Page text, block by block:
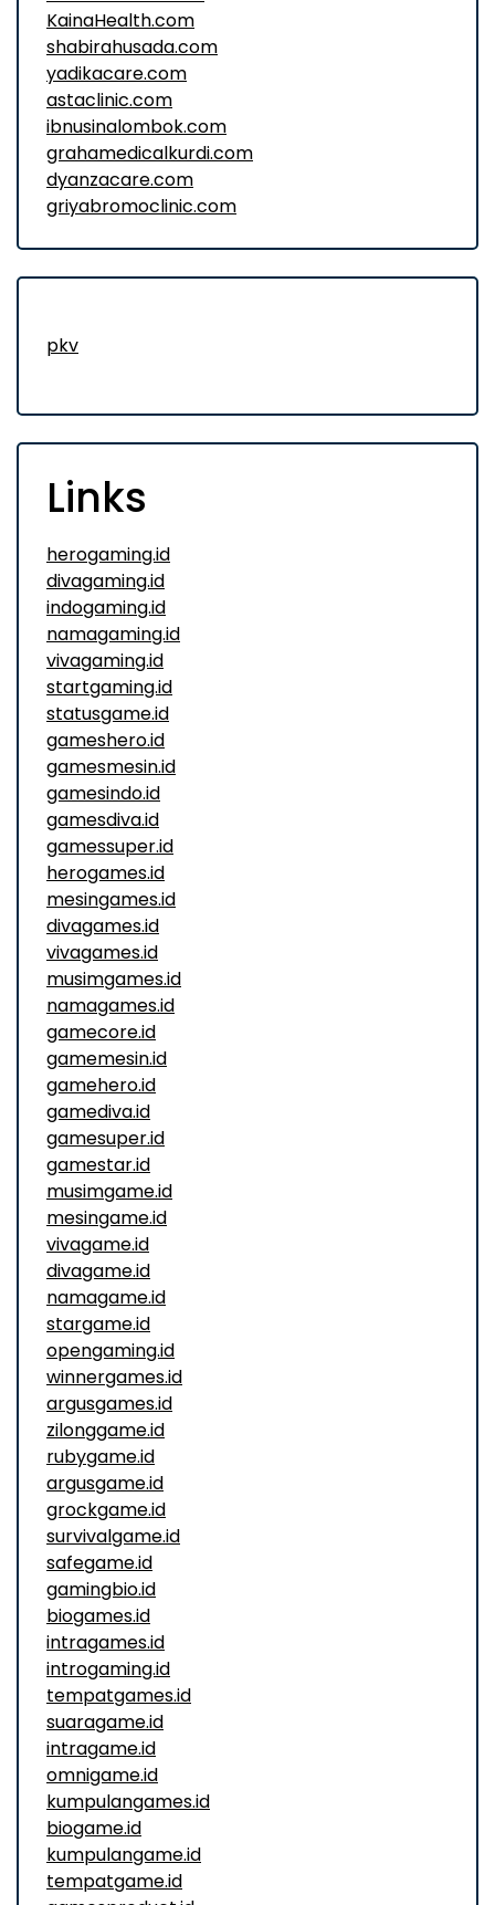
KainaHealth.com
shabirahusada.com
yadikacare.com
astaclinic.com
ibnusinalombok.com
grahamedicalkurdi.com
dyanzacare.com
griyabromoclinic.com
pkv
Links
herogaming.id
divagaming.id
indogaming.id
namagaming.id
vivagaming.id
startgaming.id
statusgame.id
gameshero.id
gamesmesin.id
gamesindo.id
gamesdiva.id
gamessuper.id
herogames.id
mesingames.id
divagames.id
vivagames.id
musimgames.id
namagames.id
gamecore.id
gamemesin.id
gamehero.id
gamediva.id
gamesuper.id
gamestar.id
musimgame.id
mesingame.id
vivagame.id
divagame.id
namagame.id
stargame.id
opengaming.id
winnergames.id
argusgames.id
zilonggame.id
rubygame.id
argusgame.id
grockgame.id
survivalgame.id
safegame.id
gamingbio.id
biogames.id
intragames.id
introgaming.id
tempatgames.id
suaragame.id
intragame.id
omnigame.id
kumpulangames.id
biogame.id
kumpulangame.id
tempatgame.id